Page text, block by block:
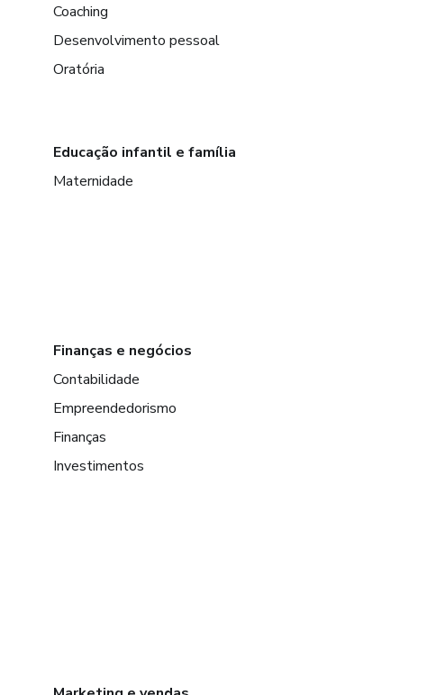
Coaching
Desenvolvimento pessoal
Oratória
Educação infantil e família
Maternidade
Finanças e negócios
Contabilidade
Empreendedorismo
Finanças
Investimentos